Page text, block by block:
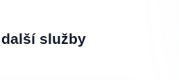
služby